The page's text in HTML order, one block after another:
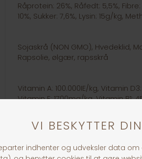
Råprotein: 26%, Råfedt: 5,5%,
10%, Sukker: 7,6%, Lysin: 15g/kg,
Sojaskrå (NON GMO), Hvedeklid,
Rapsolie, ølgær, rapsskrå
Vitamin A: 100.000IE/kg, Vitamin D3:
Vitamin E: 1700mg/kg, Vitamin B1:
27mg/kg, Vitamoin B12: 0,33mg/kg,
5,4mg/kg, Calcium: 30g/kg,
klor: 8,4g/kg, svovl: 4,8g/kg, Jern: